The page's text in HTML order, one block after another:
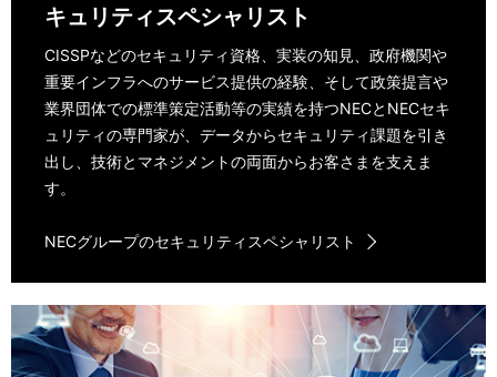
キュリティスペシャリスト
CISSPなどのセキュリティ資格、実装の知見、政府機関や
重要インフラへのサービス提供の経験、そして政策提言や
業界団体での標準策定活動等の実績を持つNECとNECセキ
ュリティの専門家が、データからセキュリティ課題を引き
出し、技術とマネジメントの両面からお客さまを支えま
す。
NECグループのセキュリティスペシャリスト